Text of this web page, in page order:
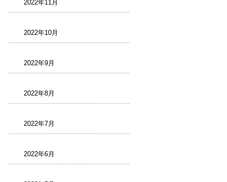
2022年11月
2022年10月
2022年9月
2022年8月
2022年7月
2022年6月